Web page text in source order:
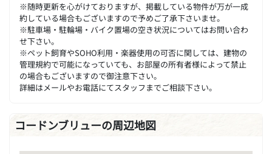
※随時更新を心がけておりますが、掲載している物件が万が一成
約している場合もございますので予めご了承下さいませ。
※駐車場・駐輪場・バイク置場の空き状況についてはお問い合わ
せ下さい。
※ペット飼育やSOHO利用・楽器使用の可否に関しては、建物の
管理規約で可能になっていても、お部屋の所有者様によって禁止
の場合もございますので御注意下さい。
詳細はメールやお電話にてスタッフまでご相談下さい。
コードンブリューの周辺地図